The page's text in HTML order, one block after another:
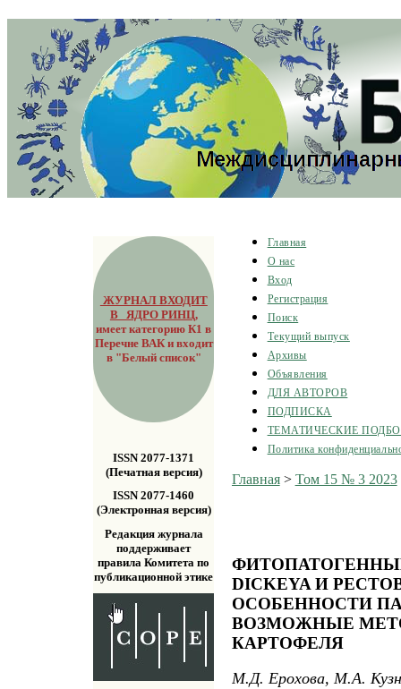
ЖУРНАЛ ВХОДИТ
В ЯДРО РИНЦ,
имеет категорию К1 в
Перечне ВАК и входит
в "Белый список"
ISSN 2077-1371
(Печатная версия)
ISSN 2077-1460
(Электронная версия)
Редакция журнала
поддерживает
правила Комитета по
публикационной этике
Главная
О нас
Вход
Регистрация
Поиск
Текущий выпуск
Архивы
Объявления
ДЛЯ АВТОРОВ
ПОДПИСКА
ТЕМАТИЧЕСКИЕ
Политика
Главная> Том 15 № 3 2023
DICKEYA И
ОСОБЕННОСТИ
ВОЗМОЖНЫЕ
КАРТОФЕЛЯ
М.Д. Ерохова, М.А.